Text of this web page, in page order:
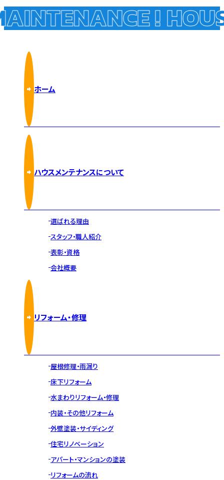
!
ホーム
ハウスメンテナンスについて
選ばれる理由
スタッフ・職人紹介
表彰・資格
会社概要
リフォーム・修理
屋根修理・雨漏り
床下リフォーム
水まわりリフォーム・修理
内装・その他リフォーム
外壁塗装・サイディング
住宅リノベーション
アパート・マンションの塗装
リフォームの流れ